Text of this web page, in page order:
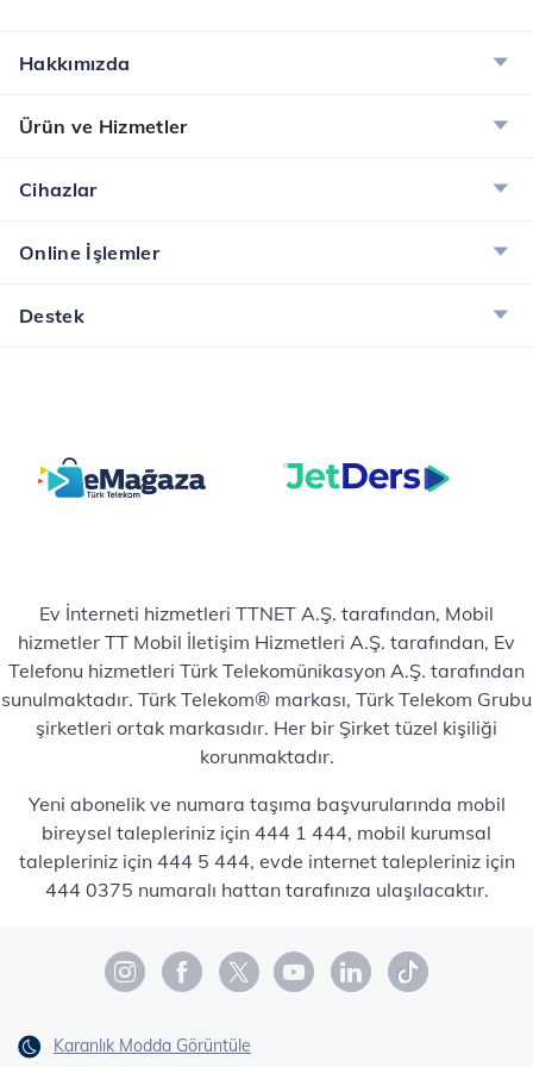
Hakkımızda
Ürün ve Hizmetler
Cihazlar
Online İşlemler
Destek
Ev İnterneti hizmetleri TTNET A.Ş. tarafından, Mobil
hizmetler TT Mobil İletişim Hizmetleri A.Ş. tarafından, Ev
Telefonu hizmetleri Türk Telekomünikasyon A.Ş. tarafından
sunulmaktadır. Türk Telekom® markası, Türk Telekom Grubu
şirketleri ortak markasıdır. Her bir Şirket tüzel kişiliği
korunmaktadır.
Yeni abonelik ve numara taşıma başvurularında mobil
bireysel talepleriniz için 444 1 444, mobil kurumsal
talepleriniz için 444 5 444, evde internet talepleriniz için
444 0375 numaralı hattan tarafınıza ulaşılacaktır.
Karanlık Modda Görüntüle